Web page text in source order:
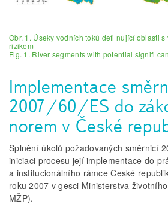
Obr. 1. Úseky vodních toků defi nující oblasti
rizikem
Fig. 1. River segments with potential signifi
Implementace
2007/60/ES do
norem v České
Splnění úkolů požadovaných směrnicí
iniciaci procesu její implementace do
a institucionálního rámce České
roku 2007 v gesci Ministerstva
MŽP).